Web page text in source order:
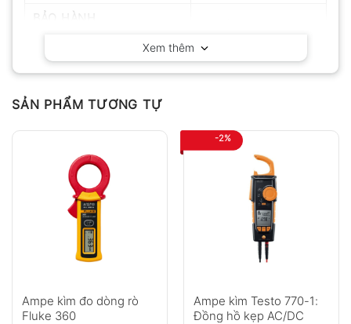
Xem thêm
SẢN PHẨM TƯƠNG TỰ
Ampe kìm đo dòng rò
Fluke 360
-2%
Ampe kìm Testo 770-1:
Đồng hồ kẹp AC/DC